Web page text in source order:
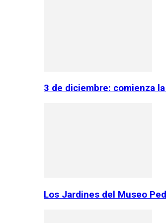
3 de diciembre: comienza
Los Jardines del Museo